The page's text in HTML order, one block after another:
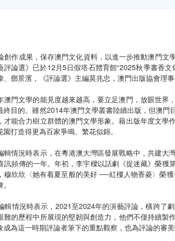
作成果，保存澳門文化資料，以進一步推動澳門
論選》已於12月5日假塔石體育館“2025秋季書香
鄧景濱，《評論選》主編莫兆忠，澳門出版協會理
澳門文學的能見度越來越高，要立足澳門，放眼世
目的。雖然2014年澳門文學叢書陸續出版，但澳
才能合力樹立群體的澳門文學形象。藉出版年度文
打造得更為百家爭鳴、繁花似錦。
輯情況時表示，在粵港澳大灣區發展戰略中，共建
頻傳的一年。年初，李宇樑以話劇《捉迷藏》榮
穆欣欣〈她有着夏至般的美好 ──紅樓人物香菱〉榮
輯情況時表示，2021至2024年的演藝評論，橫跨
難的歷程中所展現的堅韌與創造力，他們不僅持續
為這一時期評論者筆下的重點觀察，也為評論的審美